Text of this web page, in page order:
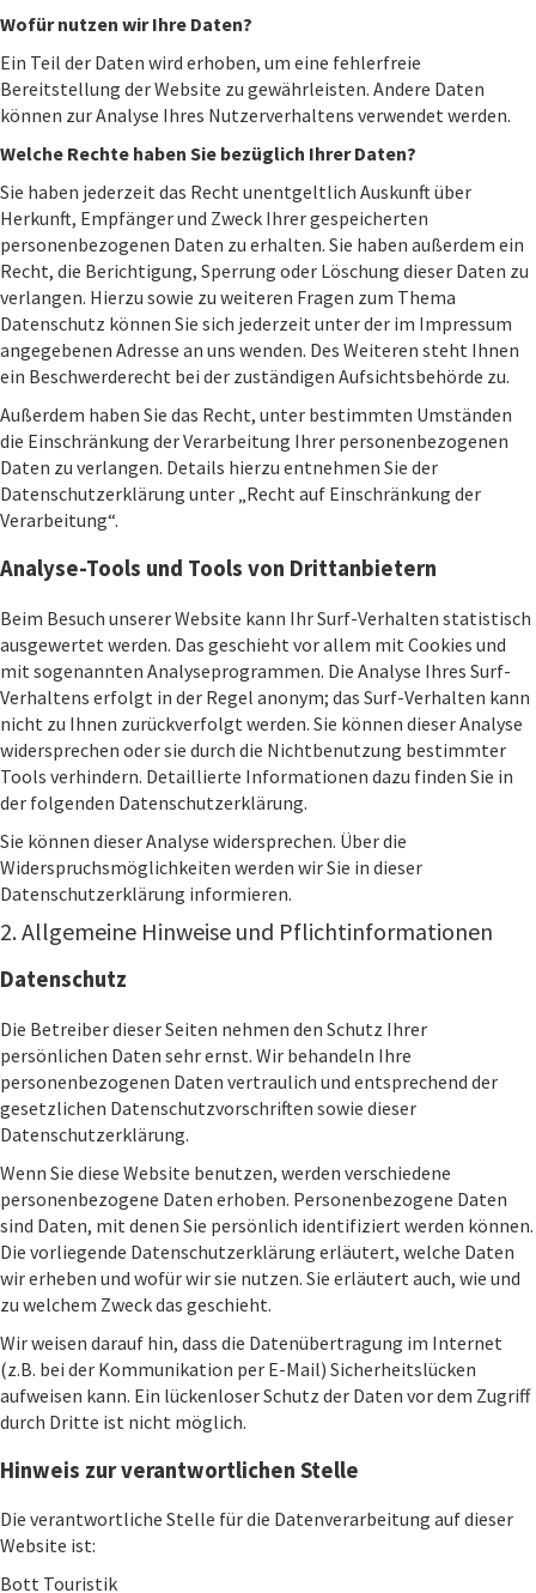
Wofür nutzen wir Ihre Daten?
Ein Teil der Daten wird erhoben, um eine fehlerfreie
Bereitstellung der Website zu gewährleisten. Andere Daten
können zur Analyse Ihres Nutzerverhaltens verwendet werden.
Welche Rechte haben Sie bezüglich Ihrer Daten?
Sie haben jederzeit das Recht unentgeltlich Auskunft über
Herkunft, Empfänger und Zweck Ihrer gespeicherten
personenbezogenen Daten zu erhalten. Sie haben außerdem ein
Recht, die Berichtigung, Sperrung oder Löschung dieser Daten zu
verlangen. Hierzu sowie zu weiteren Fragen zum Thema
Datenschutz können Sie sich jederzeit unter der im Impressum
angegebenen Adresse an uns wenden. Des Weiteren steht Ihnen
ein Beschwerderecht bei der zuständigen Aufsichtsbehörde zu.
Außerdem haben Sie das Recht, unter bestimmten Umständen
die Einschränkung der Verarbeitung Ihrer personenbezogenen
Daten zu verlangen. Details hierzu entnehmen Sie der
Datenschutzerklärung unter „Recht auf Einschränkung der
Verarbeitung“.
Analyse-Tools und Tools von Drittanbietern
Beim Besuch unserer Website kann Ihr Surf-Verhalten statistisch
ausgewertet werden. Das geschieht vor allem mit Cookies und
mit sogenannten Analyseprogrammen. Die Analyse Ihres Surf-
Verhaltens erfolgt in der Regel anonym; das Surf-Verhalten kann
nicht zu Ihnen zurückverfolgt werden. Sie können dieser Analyse
widersprechen oder sie durch die Nichtbenutzung bestimmter
Tools verhindern. Detaillierte Informationen dazu finden Sie in
der folgenden Datenschutzerklärung.
Sie können dieser Analyse widersprechen. Über die
Widerspruchsmöglichkeiten werden wir Sie in dieser
Datenschutzerklärung informieren.
2. Allgemeine Hinweise und Pflichtinformationen
Datenschutz
Die Betreiber dieser Seiten nehmen den Schutz Ihrer
persönlichen Daten sehr ernst. Wir behandeln Ihre
personenbezogenen Daten vertraulich und entsprechend der
gesetzlichen Datenschutzvorschriften sowie dieser
Datenschutzerklärung.
Wenn Sie diese Website benutzen, werden verschiedene
personenbezogene Daten erhoben. Personenbezogene Daten
sind Daten, mit denen Sie persönlich identifiziert werden können.
Die vorliegende Datenschutzerklärung erläutert, welche Daten
wir erheben und wofür wir sie nutzen. Sie erläutert auch, wie und
zu welchem Zweck das geschieht.
Wir weisen darauf hin, dass die Datenübertragung im Internet
(z.B. bei der Kommunikation per E-Mail) Sicherheitslücken
aufweisen kann. Ein lückenloser Schutz der Daten vor dem Zugriff
durch Dritte ist nicht möglich.
Hinweis zur verantwortlichen Stelle
Die verantwortliche Stelle für die Datenverarbeitung auf dieser
Website ist:
Bott Touristik